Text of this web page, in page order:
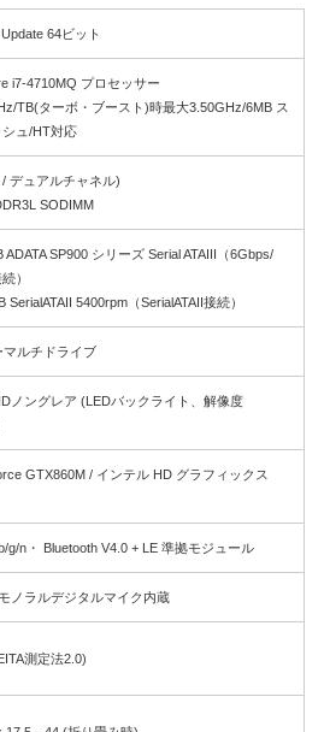
64ビット
i7-4710MQ プロセッサー
TB(ターボ・ブースト)時最大3.50GHz/6MB ス
ュ/HT対応
デュアルチャネル)
SODIMM
ADATA SP900 シリーズ Serial ATAIII（6Gbps/
）
SerialATAII 5400rpm（SerialATAII接続）
マルチドライブ
ノングレア (LEDバックライト、解像度
GTX860M / インテル HD グラフィックス
g/n・ Bluetooth V4.0 + LE 準拠モジュール
ノラルデジタルマイク内蔵
測定法2.0)